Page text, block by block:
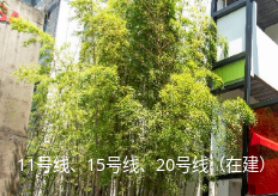
11号线、15号线、20号线（在建）